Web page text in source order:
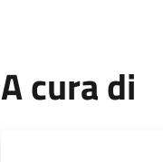
A cura di